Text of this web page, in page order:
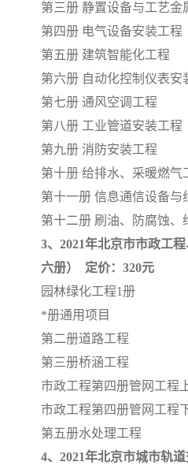
第三册 静置设备与工艺金
第四册 电气设备安装工程
第五册 建筑智能化工程
第六册 自动化控制仪表安
第七册 通风空调工程
第八册 工业管道安装工程
第九册 消防安装工程
第十册 给排水、采暖燃气
第十一册 信息通信设备与
第十二册 刷油、防腐蚀、
3、2021年北京市市政工
六册） 定价：320元
园林绿化工程1册
*册通用项目
第二册道路工程
第三册桥涵工程
市政工程第四册管网工程
市政工程第四册管网工程
第五册水处理工程
4、2021年北京市城市轨道
广东省水利水电概预算定
四川省清单计价定额